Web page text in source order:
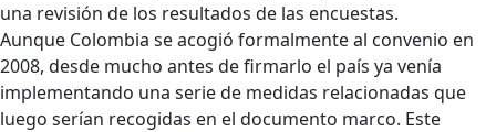
una revisión de los resultados de las encuestas.
Aunque Colombia se acogió formalmente al convenio en
2008, desde mucho antes de firmarlo el país ya venía
implementando una serie de medidas relacionadas que
luego serían recogidas en el documento marco. Este